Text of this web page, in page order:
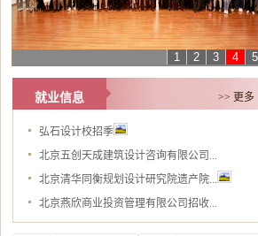
1 2 3 4 5
就业信息 >> 更多
弘石设计校招季
北京五创天成建筑设计咨询有限公司...
北京清华同衡规划设计研究院遗产院...
北京燕欣商业投资管理有限公司招收...